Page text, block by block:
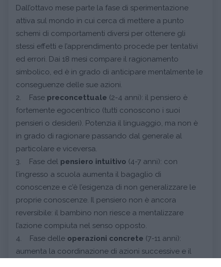
Dall’ottavo mese parte la fase di sperimentazione
attiva sul mondo in cui cerca di mettere a punto
schemi di comportamenti diversi per ottenere gli
stessi effetti e l’apprendimento procede per tentativi
ed errori. Dai 18 mesi compare il ragionamento
simbolico, ed è in grado di anticipare mentalmente le
conseguenze delle sue azioni.
2. Fase preconcettuale (2-4 anni): il pensiero è
fortemente egocentrico (tutti conoscono i suoi
pensieri o desideri). Potenzia il linguaggio, ma non è
in grado di ragionare passando dal generale al
particolare e viceversa.
3. Fase del pensiero intuitivo (4-7 anni): con
l’ingresso a scuola aumenta il bagaglio di
conoscenze e c’è l’esigenza di non generalizzare le
proprie conoscenze. Il pensiero non è ancora
reversibile: il bambino non riesce a mentalizzare
l’azione compiuta nel senso opposto.
4. Fase delle operazioni concrete (7-11 anni):
aumenta la coordinazione di azioni successive e il